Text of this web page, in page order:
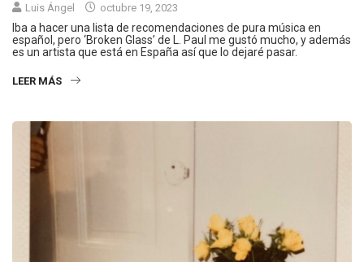
Luis Ángel octubre 19, 2023
Iba a hacer una lista de recomendaciones de pura música en
español, pero ‘Broken Glass’ de L. Paul me gustó mucho, y además
es un artista que está en España así que lo dejaré pasar.
LEER MÁS